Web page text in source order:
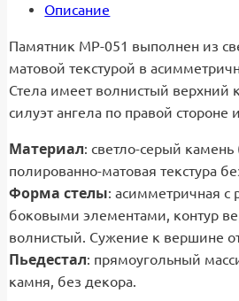
Описание
Памятник МР-051 выполнен из
матовой текстурой в
Стела имеет волнистый верхний
силуэт ангела по правой стороне
Материал: светло-серый
полированно-матовая текстура
Форма стелы: асимметричная с
боковыми элементами, контур
волнистый. Сужение к вершине
Пьедестал: прямоугольный
камня, без декора.